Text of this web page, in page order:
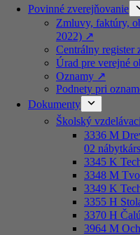
Povinné zverejňovanie
Zmluvy, faktúry,
2022) ↗️
Centrálny register
Úrad pre verejné
Oznamy ↗️
Podnety pri
Dokumenty
Školský
3336 M
02
3345 K
3348 M
3349 K
3355 H
3370 H
3964 M